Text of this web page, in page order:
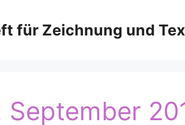
für Zeichnung und
September